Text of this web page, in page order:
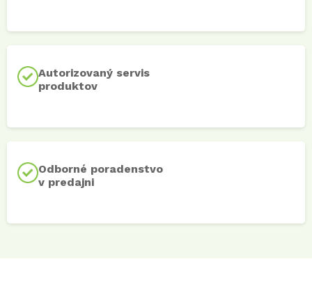
Autorizovaný servis
produktov
Odborné poradenstvo
v predajni